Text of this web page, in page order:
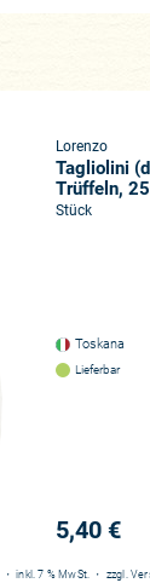
Lorenzo
Tagliolini
Trüffeln,
Stück
Toskana
Lieferbar
5,40 €
・inkl. 7 % MwSt. ・ zzgl.